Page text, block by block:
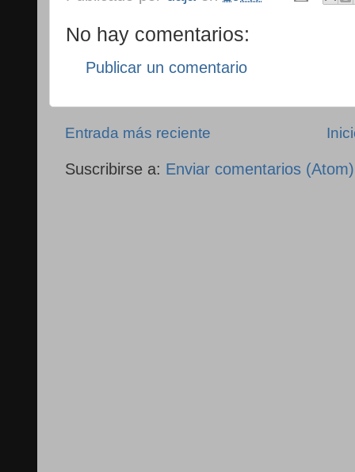
No hay comentarios:
Publicar un comentario
Entrada más reciente
Suscribirse a: Enviar comentarios (Atom)